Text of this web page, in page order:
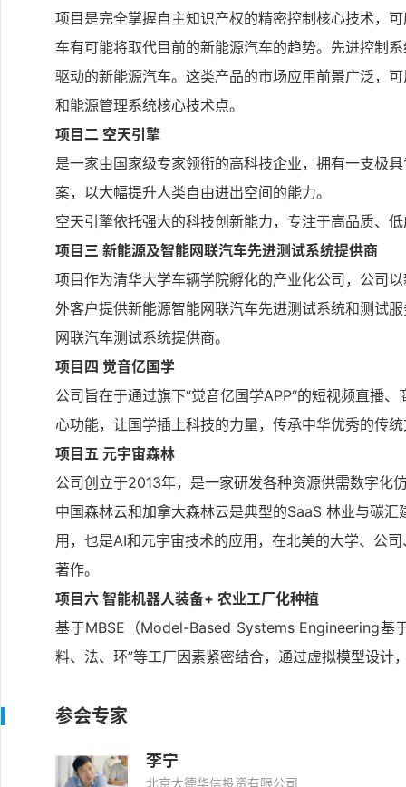
项目是完全掌握自主知识产权的精密控制核心技术，
车有可能将取代目前的新能源汽车的趋势。先进控制
驱动的新能源汽车。这类产品的市场应用前景广泛，
和能源管理系统核心技术点。
项目二 空天引擎
是一家由国家级专家领衔的高科技企业，拥有一支极
案，以大幅提升人类自由进出空间的能力。
空天引擎依托强大的科技创新能力，专注于高品质、
项目三 新能源及智能网联汽车先进测试系统提供商
项目作为清华大学车辆学院孵化的产业化公司，公司
外客户提供新能源智能网联汽车先进测试系统和测试
网联汽车测试系统提供商。
项目四 觉音亿国学
公司旨在于通过旗下“觉音亿国学APP“的短视频直播
心功能，让国学插上科技的力量，传承中华优秀的传
项目五 元宇宙森林
公司创立于2013年，是一家研发各种资源供需数字化
中国森林云和加拿大森林云是典型的SaaS 林业与碳
用，也是AI和元宇宙技术的应用，在北美的大学、公
著作。
项目六 智能机器人装备+ 农业工厂化种植
基于MBSE（Model-Based Systems Engineering基
料、法、环”等工厂因素紧密结合，通过虚拟模型设计
参会专家
李宁
北京大德华信投资有限公司